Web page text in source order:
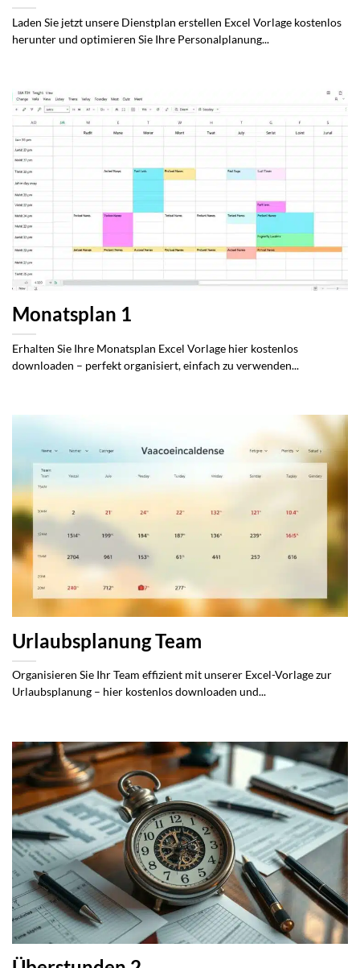
Laden Sie jetzt unsere Dienstplan erstellen Excel Vorlage kostenlos
herunter und optimieren Sie Ihre Personalplanung...
Monatsplan 1
Erhalten Sie Ihre Monatsplan Excel Vorlage hier kostenlos
downloaden – perfekt organisiert, einfach zu verwenden...
Urlaubsplanung Team
Organisieren Sie Ihr Team effizient mit unserer Excel-Vorlage zur
Urlaubsplanung – hier kostenlos downloaden und...